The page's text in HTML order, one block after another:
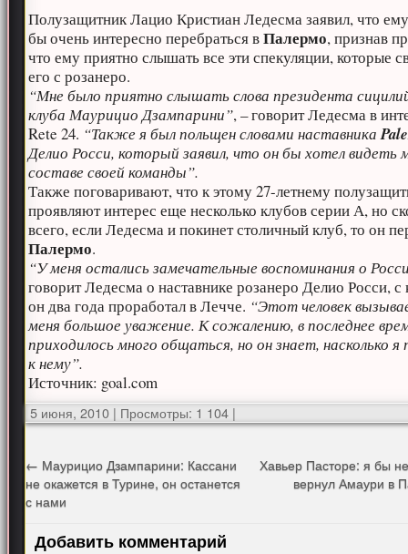
Полузащитник Лацио Кристиан Ледесма заявил, что
бы очень интересно перебраться вПалермо, признав
что ему приятно слышать все эти спекуляции, которые
его с розанеро.
“Мне было приятно слышать слова президента
клуба Маурицио Дзампарини”, – говорит Ледесма в
Rete 24. “Также я был польщен словами наставника
Делио Росси, который заявил, что он бы хотел видеть
составе своей команды”.
Также поговаривают, что к этому 27-летнему
проявляют интерес еще несколько клубов серии А, но
всего, если Ледесма и покинет столичный клуб, то он
Палермо.
“У меня остались замечательные воспоминания о
говорит Ледесма о наставнике розанеро Делио Росси,
он два года проработал в Лечче. “Этот человек
меня большое уважение. К сожалению, в последнее
приходилось много общаться, но он знает, насколько я
к нему”.
Источник: goal.com
5 июня, 2010 | Просмотры: 1 104 |
← Маурицио Дзампарини: Кассани
не окажется в Турине, он останется
с нами
Хавьер Пасторе: я бы
вернул Амаури в
Добавить комментарий